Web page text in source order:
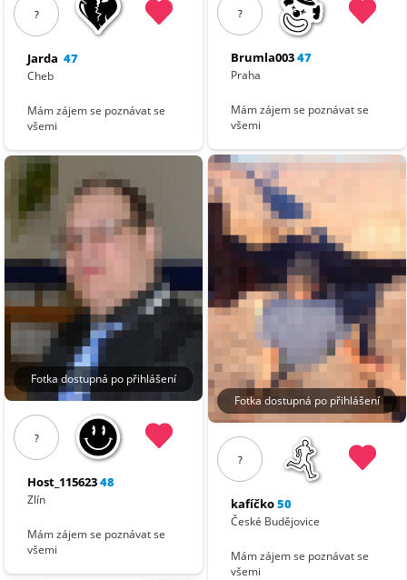
?
Jarda 47
Cheb
Mám zájem se poznávat se
všemi
Fotka dostupná po přihlášení
?
Host_11562348
Zlín
Mám zájem se poznávat se
všemi
?
Brumla00347
Praha
Mám zájem se poznávat se
všemi
Fotka dostupná po přihlášení
?
kafíčko50
České Budějovice
Mám zájem se poznávat se
všemi